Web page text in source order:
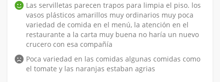
Las servilletas parecen trapos para limpia el piso. los
vasos plásticos amarillos muy ordinarios muy poca
variedad de comida en el menú, la atención en el
restaurante a la carta muy buena no haría un nuevo
crucero con esa compañía
Poca variedad en las comidas algunas comidas como
el tomate y las naranjas estaban agrias